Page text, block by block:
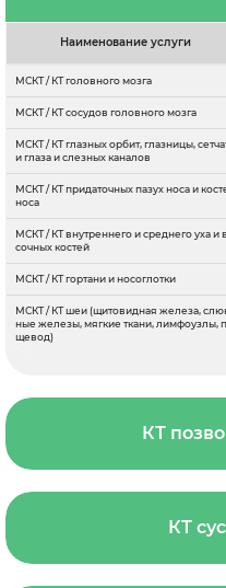
Наименование услуги
МСКТ / КТ головного мозга
МСКТ / КТ сосудов головного мозга
МСКТ / КТ глазных орбит, глазницы,
и глаза и слезных каналов
МСКТ / КТ придаточных пазух носа и
носа
МСКТ / КТ внутреннего и среднего уха и
сочных костей
МСКТ / КТ гортани и носоглотки
МСКТ / КТ шеи (щитовидная железа,
ные железы, мягкие ткани, лимфоузлы,
щевод)
КТ
КТ